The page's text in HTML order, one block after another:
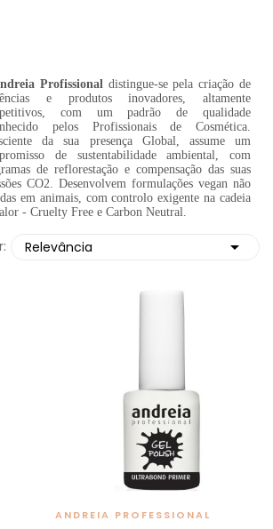
Profissional distingue-se pela criação de
e produtos inovadores, altamente
com um padrão de qualidade
pelos Profissionais de Cosmética.
da sua presença Global, assume um
de sustentabilidade ambiental, com
de reflorestação e compensação das suas
CO2. Desenvolvem formulações vegan não
em animais, com controlo exigente na cadeia
- Cruelty Free e Carbon Neutral.
Relevância 
ANDREIA PROFESSIONAL